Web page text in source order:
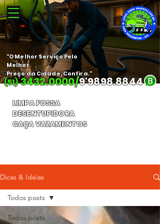
(51) 3432.0000/9'9898.8844
"O Melhor Serviço Pelo
Melhor
Preço da Cidade, Confira."
LIMPA FOSSA
DESENTUPIDORA
CAÇA VAZAMENTOS
Dicas & Idéias
Todos posts
Todos posts